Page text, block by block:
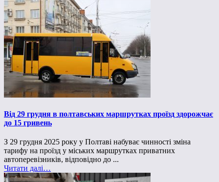
Від 29 грудня в полтавських маршрутках проїзд здорожчає
до 15 гривень
З 29 грудня 2025 року у Полтаві набуває чинності зміна
тарифу на проїзд у міських маршрутках приватних
автоперевізників, відповідно до ...
Читати далі…